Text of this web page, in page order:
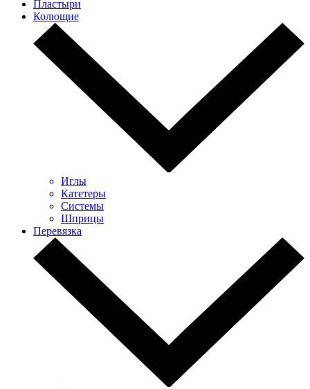
Пластыри
Колющие
Иглы
Катетеры
Системы
Шприцы
Перевязка